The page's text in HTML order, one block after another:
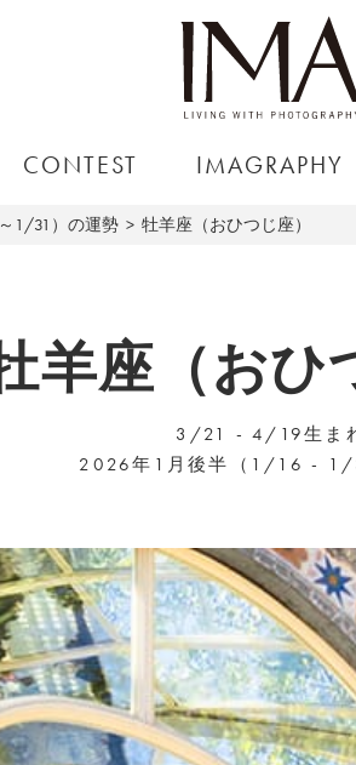
CONTEST IMAGRAPHY
1/31）の運勢 牡羊座（おひつじ座）
羊座（おひ
3/21 - 4/19生ま
2026年1月後半（1/16 - 1/